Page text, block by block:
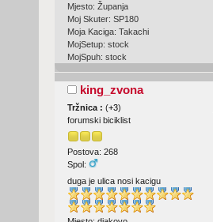
Mjesto: Županja
Moj Skuter: SP180
Moja Kaciga: Takachi
MojSetup: stock
MojSpuh: stock
king_zvona
Tržnica : (+3)
forumski biciklist
Postova: 268
Spol:
duga je ulica nosi kacigu